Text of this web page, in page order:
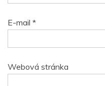
E-mail *
Webová stránka